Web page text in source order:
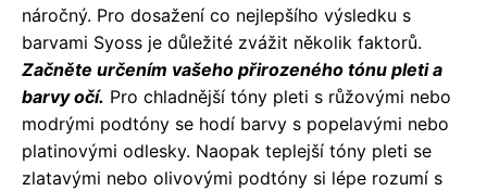
náročný. Pro dosažení co nejlepšího výsledku s
barvami Syoss je důležité zvážit několik faktorů.
Začněte určením vašeho přirozeného tónu pleti a
barvy očí. Pro chladnější tóny pleti s růžovými nebo
modrými podtóny se hodí barvy s popelavými nebo
platinovými odlesky. Naopak teplejší tóny pleti se
zlatavými nebo olivovými podtóny si lépe rozumí s